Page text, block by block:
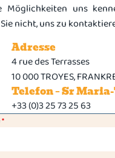
Möglichkeiten uns
nicht, uns zu
Adresse
4 rue des Terrasses
10 000 TROYES,
Telefon – Sr
+33 (0)3 25 73 25 63
*